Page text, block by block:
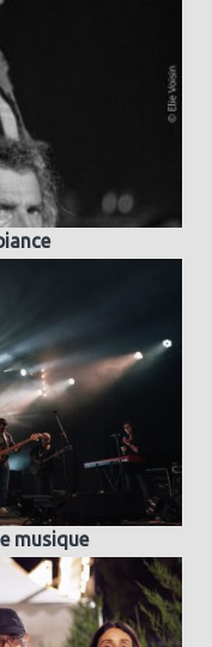
musique